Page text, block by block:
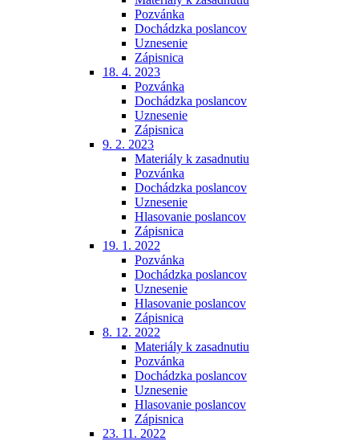
Pozvánka
Dochádzka poslancov
Uznesenie
Zápisnica
18. 4. 2023
Pozvánka
Dochádzka poslancov
Uznesenie
Zápisnica
9. 2. 2023
Materiály k zasadnutiu
Pozvánka
Dochádzka poslancov
Uznesenie
Hlasovanie poslancov
Zápisnica
19. 1. 2022
Pozvánka
Dochádzka poslancov
Uznesenie
Hlasovanie poslancov
Zápisnica
8. 12. 2022
Materiály k zasadnutiu
Pozvánka
Dochádzka poslancov
Uznesenie
Hlasovanie poslancov
Zápisnica
23. 11. 2022